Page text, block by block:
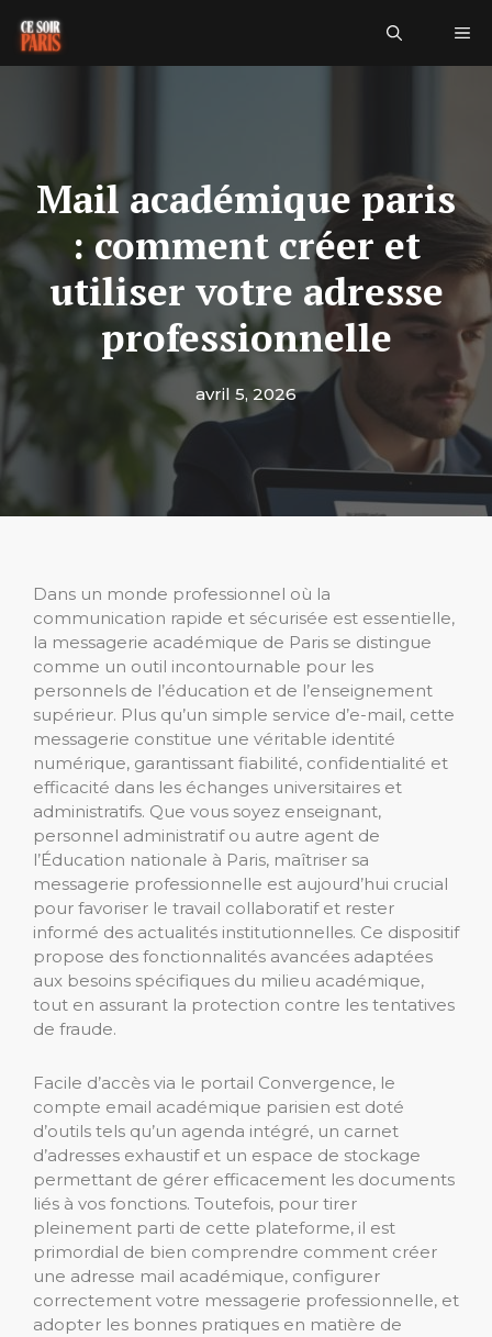
contenu
Mail académique paris
: comment créer et
utiliser votre adresse
professionnelle
avril 5, 2026
Dans un monde professionnel où la
communication rapide et sécurisée est essentielle,
la messagerie académique de Paris se distingue
comme un outil incontournable pour les
personnels de l’éducation et de l’enseignement
supérieur. Plus qu’un simple service d’e-mail, cette
messagerie constitue une véritable identité
numérique, garantissant fiabilité, confidentialité et
efficacité dans les échanges universitaires et
administratifs. Que vous soyez enseignant,
personnel administratif ou autre agent de
l’Éducation nationale à Paris, maîtriser sa
messagerie professionnelle est aujourd’hui crucial
pour favoriser le travail collaboratif et rester
informé des actualités institutionnelles. Ce dispositif
propose des fonctionnalités avancées adaptées
aux besoins spécifiques du milieu académique,
tout en assurant la protection contre les tentatives
de fraude.
Facile d’accès via le portail Convergence, le
compte email académique parisien est doté
d’outils tels qu’un agenda intégré, un carnet
d’adresses exhaustif et un espace de stockage
permettant de gérer efficacement les documents
liés à vos fonctions. Toutefois, pour tirer
pleinement parti de cette plateforme, il est
primordial de bien comprendre comment créer
une adresse mail académique, configurer
correctement votre messagerie professionnelle, et
adopter les bonnes pratiques en matière de